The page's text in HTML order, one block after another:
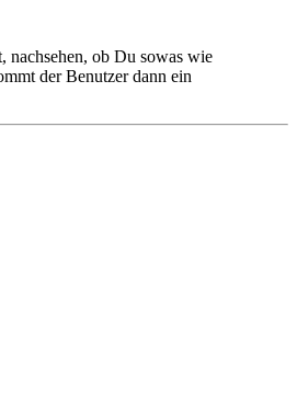
nachsehen, ob Du sowas wie
der Benutzer dann ein